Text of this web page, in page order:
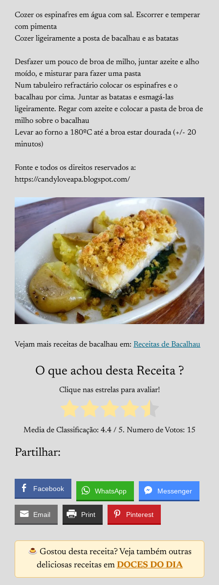
Cozer os espinafres em água com sal. Escorrer e temperar
com pimenta
Cozer ligeiramente a posta de bacalhau e as batatas
Desfazer um pouco de broa de milho, juntar azeite e alho
moído, e misturar para fazer uma pasta
Num tabuleiro refractário colocar os espinafres e o
bacalhau por cima. Juntar as batatas e esmagá-las
ligeiramente. Regar com azeite e colocar a pasta de broa de
milho sobre o bacalhau
Levar ao forno a 180ºC até a broa estar dourada (+/- 20
minutos)
Fonte e todos os direitos reservados a:
https://candyloveapa.blogspot.com/
Vejam mais receitas de bacalhau em: Receitas de Bacalhau
O que achou desta Receita ?
Clique nas estrelas para avaliar!
Media de Classificação: 4.4 / 5. Numero de Votos: 15
Partilhar:
Facebook WhatsApp Messenger
Email Print Pinterest
Gostou desta receita? Veja também outras
deliciosas receitas em DOCES DO DIA